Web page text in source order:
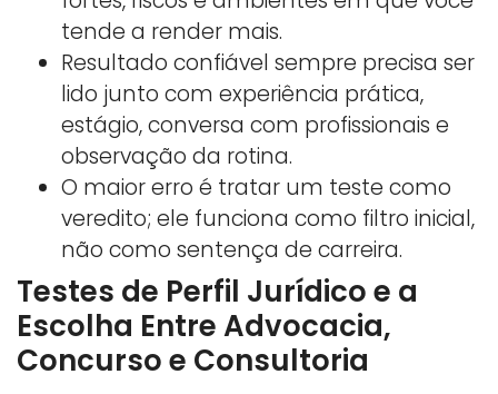
tende a render mais.
Resultado confiável sempre precisa ser
lido junto com experiência prática,
estágio, conversa com profissionais e
observação da rotina.
O maior erro é tratar um teste como
veredito; ele funciona como filtro inicial,
não como sentença de carreira.
Testes de Perfil Jurídico e a
Escolha Entre Advocacia,
Concurso e Consultoria